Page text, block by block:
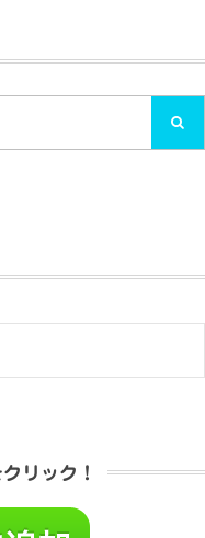
リック！